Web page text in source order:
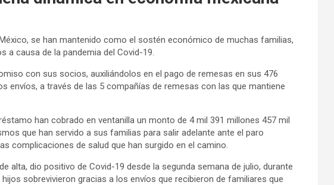
se han mantenido como el sostén económico de muchas familias,
a causa de la pandemia del Covid-19.
con sus socios, auxiliándolos en el pago de remesas en sus 476
envíos, a través de las 5 compañías de remesas con las que mantiene
han cobrado en ventanilla un monto de 4 mil 391 millones 457 mil
que han servido a sus familias para salir adelante ante el paro
complicaciones de salud que han surgido en el camino.
alta, dio positivo de Covid-19 desde la segunda semana de julio, durante
sobrevivieron gracias a los envíos que recibieron de familiares que